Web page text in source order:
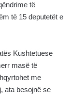
të
të 15 deputetët e
Kushtetuese
masë të
me
ata besojnë se